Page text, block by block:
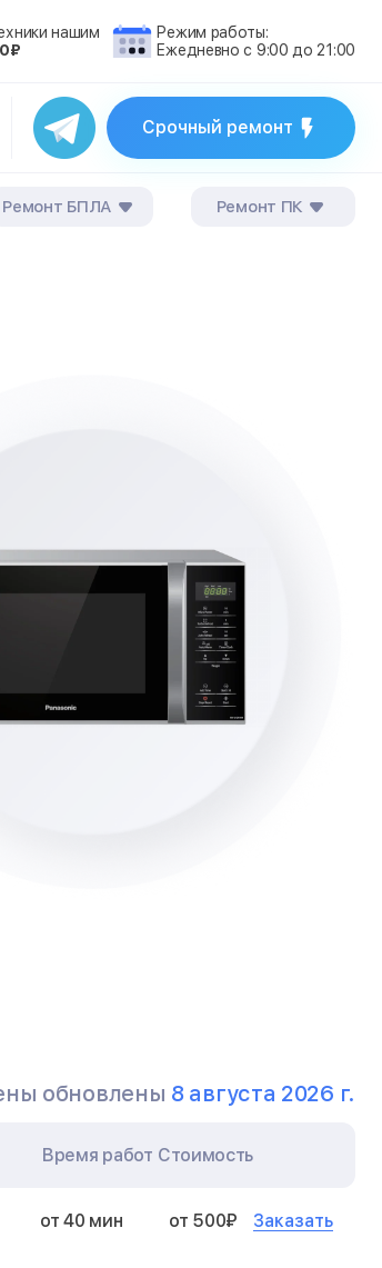
нашим
0₽
Режим работы:
Ежедневно с 9:00 до 21:00
Срочный ремонт
Ремонт БПЛА Ремонт ПК
обновлены 8 августа 2026 г.
Время работ Стоимость
от 40 мин от 500₽ Заказать